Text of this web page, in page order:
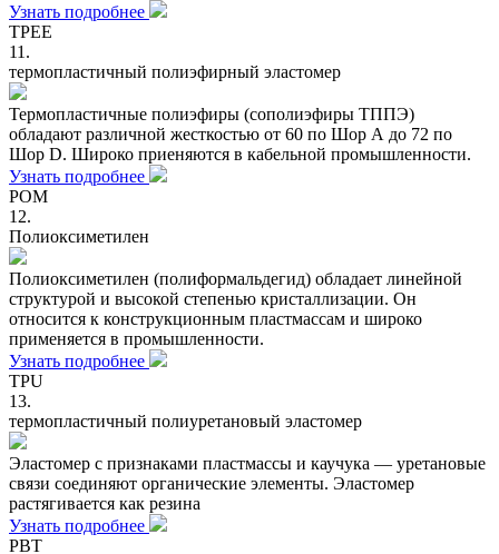
Узнать подробнее
TPEE
11.
термопластичный полиэфирный эластомер
Термопластичные полиэфиры (сополиэфиры ТППЭ)
обладают различной жесткостью от 60 по Шор А до 72 по
Шор D. Широко приеняются в кабельной промышленности.
Узнать подробнее
POM
12.
Полиоксиметилен
Полиоксиметилен (полиформальдегид) обладает линейной
структурой и высокой степенью кристаллизации. Он
относится к конструкционным пластмассам и широко
применяется в промышленности.
Узнать подробнее
TPU
13.
термопластичный полиуретановый эластомер
Эластомер с признаками пластмассы и каучука — уретановые
связи соединяют органические элементы. Эластомер
растягивается как резина
Узнать подробнее
PBT